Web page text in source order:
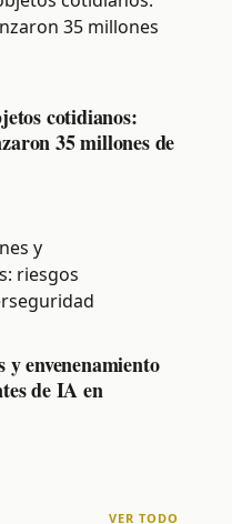
cotidianos:
35 millones de
y envenenamiento
de IA en
VER TODO